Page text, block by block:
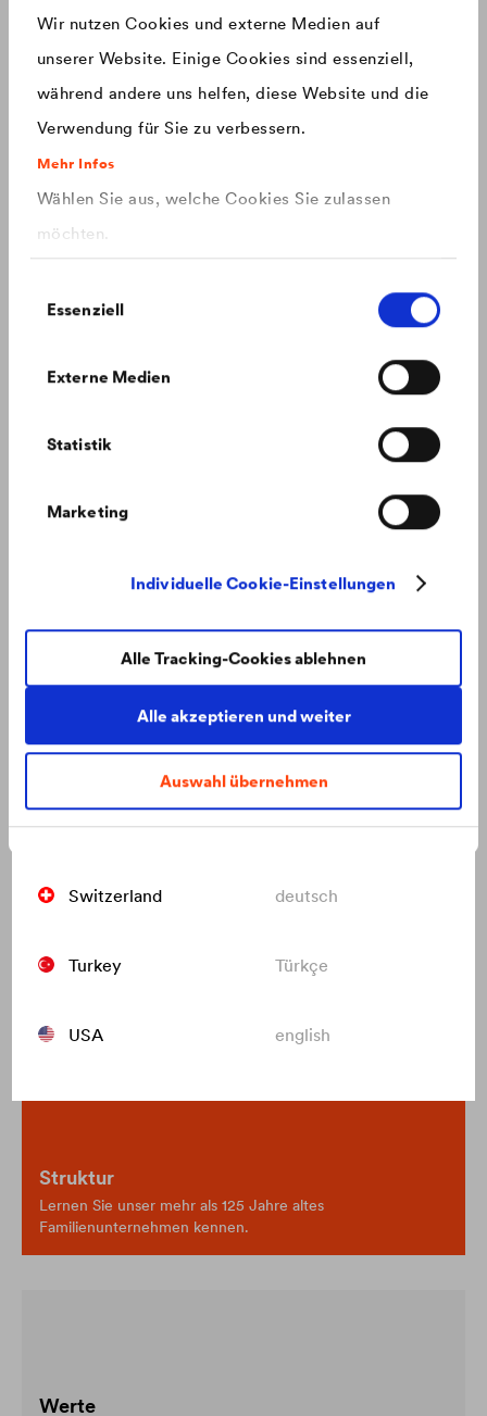
Wir nutzen Cookies und externe Medien auf
unserer Website. Einige Cookies sind essenziell,
während andere uns helfen, diese Website und die
Verwendung für Sie zu verbessern.
Mehr Infos
Wählen Sie aus, welche Cookies Sie zulassen
möchten.
Essenziell
Externe Medien
Statistik
Marketing
Individuelle Cookie-Einstellungen
Alle akzeptieren und weiter
Auswahl übernehmen
Alle Tracking-Cookies ablehnen
China chinese
Czech Republic čeština
Deutschland deutsch
Russia русский
Slovakia slovenčina
Switzerland français
Switzerland deutsch
Turkey Türkçe
USA english
Produkte mit einem neuen Design ausgestattet.
Alles was Sie zum geplanten PFAS Verbot wissen müssen.
Moderne Architektur mit Aussicht ins Grüne
„Eurovea City“ – ein moderner Stadtteil geprägt von
Struktur
Lernen Sie unser mehr als 125 Jahre altes
Familienunternehmen kennen.
Werte